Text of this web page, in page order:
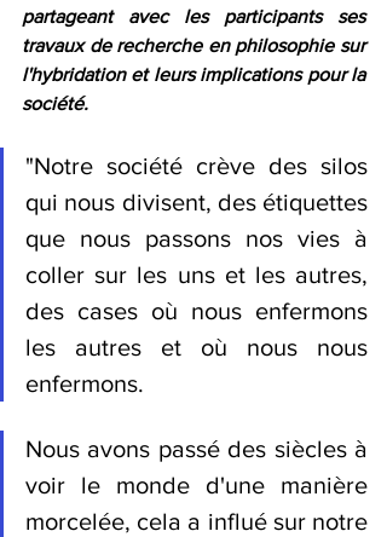
partageant avec les participants ses
travaux de recherche en philosophie sur
l'hybridation et leurs implications pour la
société.
"Notre société crève des silos
qui nous divisent, des étiquettes
que nous passons nos vies à
coller sur les uns et les autres,
des cases où nous enfermons
les autres et où nous nous
enfermons.
Nous avons passé des siècles à
voir le monde d'une manière
morcelée, cela a influé sur notre